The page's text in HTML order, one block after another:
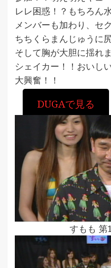
レレ困惑！？もちろん
メンバーも加わり、セ
ちちくらまんじゅうに
そして胸が大胆に揺れ
シェイカー！！おいし
大興奮！！
DUGAで見る
すもも 第